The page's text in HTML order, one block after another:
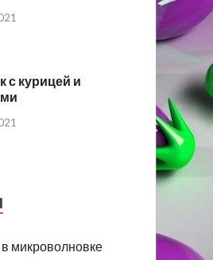
с курицей и
микроволновке